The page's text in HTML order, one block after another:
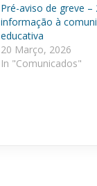
Pré-aviso de greve
informação à
educativa
20 Março, 2026
In "Comunicados"